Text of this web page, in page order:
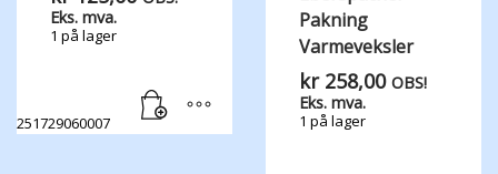
Eks. mva.
1 på lager
251729060007
Pakning
Varmeveksler
kr258,00 OBS!
Eks. mva.
1 på lager